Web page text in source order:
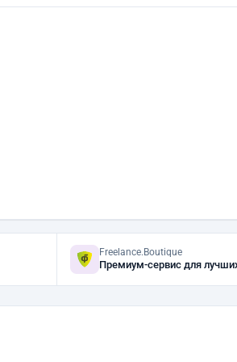
Freelance.Boutique
Премиум-сервис для